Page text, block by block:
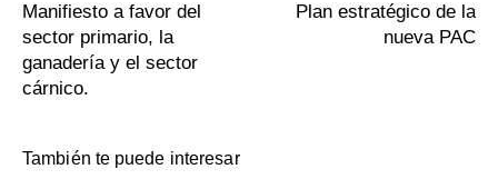
Manifiesto a favor del
sector primario, la
ganadería y el sector
cárnico.
Plan estratégico de la
nueva PAC
También te puede interesar